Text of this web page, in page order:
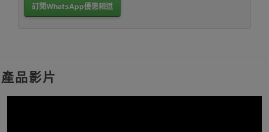
訂閱WhatsApp優惠頻道
產品影片